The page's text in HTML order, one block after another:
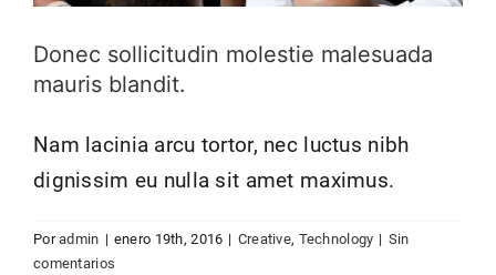
Donec sollicitudin molestie malesuada
mauris blandit.
Nam lacinia arcu tortor, nec luctus nibh
dignissim eu nulla sit amet maximus.
Poradmin | enero 19th, 2016 | Creative, Technology | Sin
comentarios
Nulla in lorem et risus bibendum in